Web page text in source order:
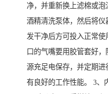
净，并重新换上滤棉或
酒精清洗泵体，然后将
发干净后方可投入正常
口的气嘴要用胶管套好
源充足电保存，并定期
有良好的工作性能。 3、